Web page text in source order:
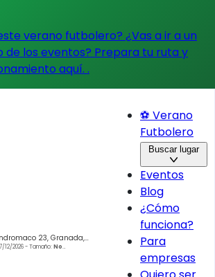
verano futbolero? ¿Vas a ir a un
de los eventos? Prepara tu ruta y
aquí. .
23, Granada,
11529 Ciudad de
12/2026- Tamaño: No
⚽ Verano
Futbolero
Buscar lugar
Eventos
Blog
¿Cómo
funciona?
Para
empresas